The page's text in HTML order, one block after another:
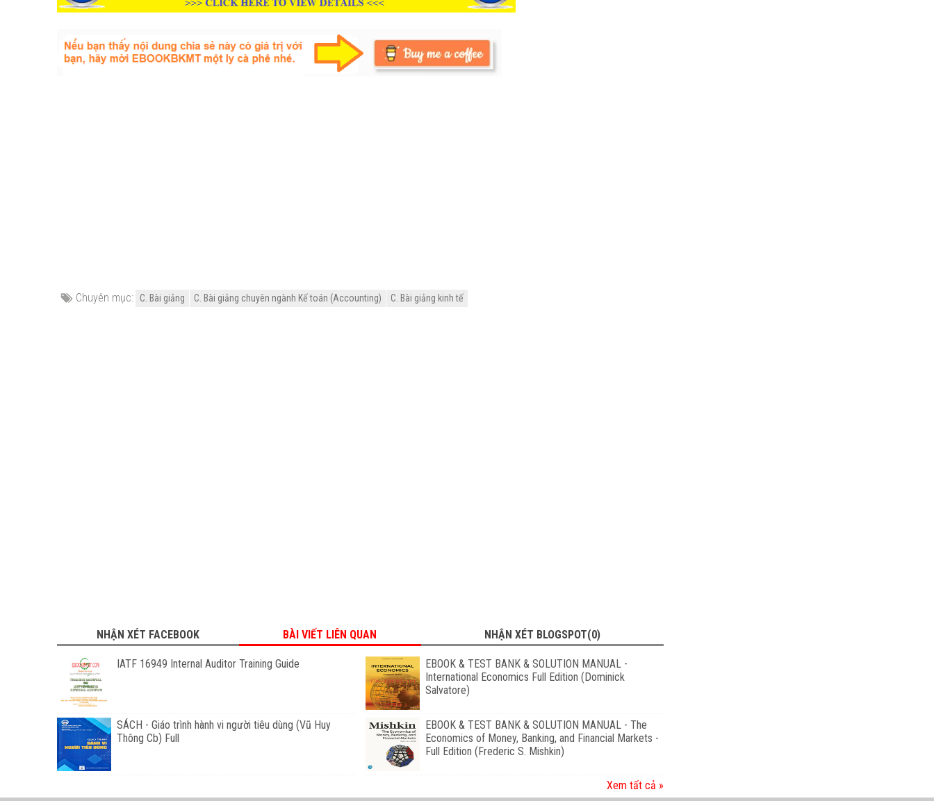
Chuyên mục: C. Bài giảng C. Bài giảng chuyên ngành Kế toán (Accounting) C. Bài giảng kinh tế
NHẬN XÉT FACEBOOK BÀI VIẾT LIÊN QUAN NHẬN XÉT BLOGSPOT(0)
IATF 16949 Internal Auditor Training Guide
EBOOK & TEST BANK & SOLUTION MANUAL -
International Economics Full Edition (Dominick
Salvatore)
SÁCH - Giáo trình hành vi người tiêu dùng (Vũ Huy
Thông Cb) Full
EBOOK & TEST BANK & SOLUTION MANUAL - The
Economics of Money, Banking, and Financial Markets -
Full Edition (Frederic S. Mishkin)
Xem tất cả »